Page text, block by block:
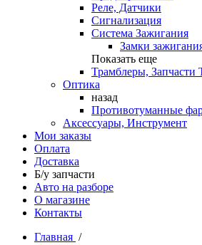
Реле, Датчики
Сигнализация
Система Зажигания
Замки
Показать еще
Трамблеры, Запчасти
Оптика
назад
Противотуманные
Аксессуары, Инструмент
Мои заказы
Оплата
Доставка
Б/у запчасти
Авто на разборе
О магазине
Контакты
Главная /